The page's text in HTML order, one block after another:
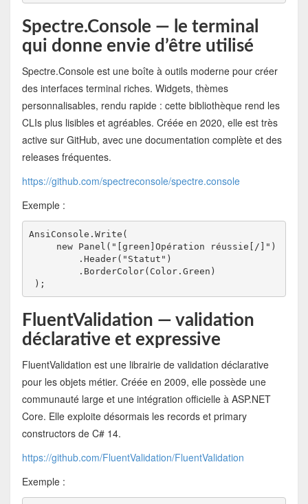
Spectre.Console — le terminal
qui donne envie d’être utilisé
Spectre.Console est une boîte à outils moderne pour créer
des interfaces terminal riches. Widgets, thèmes
personnalisables, rendu rapide : cette bibliothèque rend les
CLIs plus lisibles et agréables. Créée en 2020, elle est très
active sur GitHub, avec une documentation complète et des
releases fréquentes.
https://github.com/spectreconsole/spectre.console
Exemple :
AnsiConsole.Write(
new Panel("[green]Opération réussie[/]")
.Header("Statut")
.BorderColor(Color.Green)
);
FluentValidation — validation
déclarative et expressive
FluentValidation est une librairie de validation déclarative
pour les objets métier. Créée en 2009, elle possède une
communauté large et une intégration officielle à ASP.NET
Core. Elle exploite désormais les records et primary
constructors de C# 14.
https://github.com/FluentValidation/FluentValidation
Exemple :